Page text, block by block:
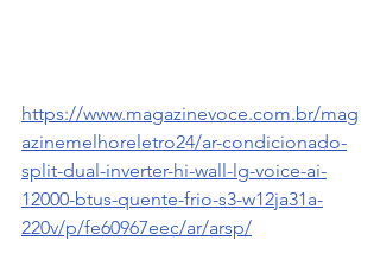
https://www.magazinevoce.com.br/mag
azinemelhoreletro24/ar-condicionado-
split-dual-inverter-hi-wall-lg-voice-ai-
12000-btus-quente-frio-s3-w12ja31a-
220v/p/fe60967eec/ar/arsp/